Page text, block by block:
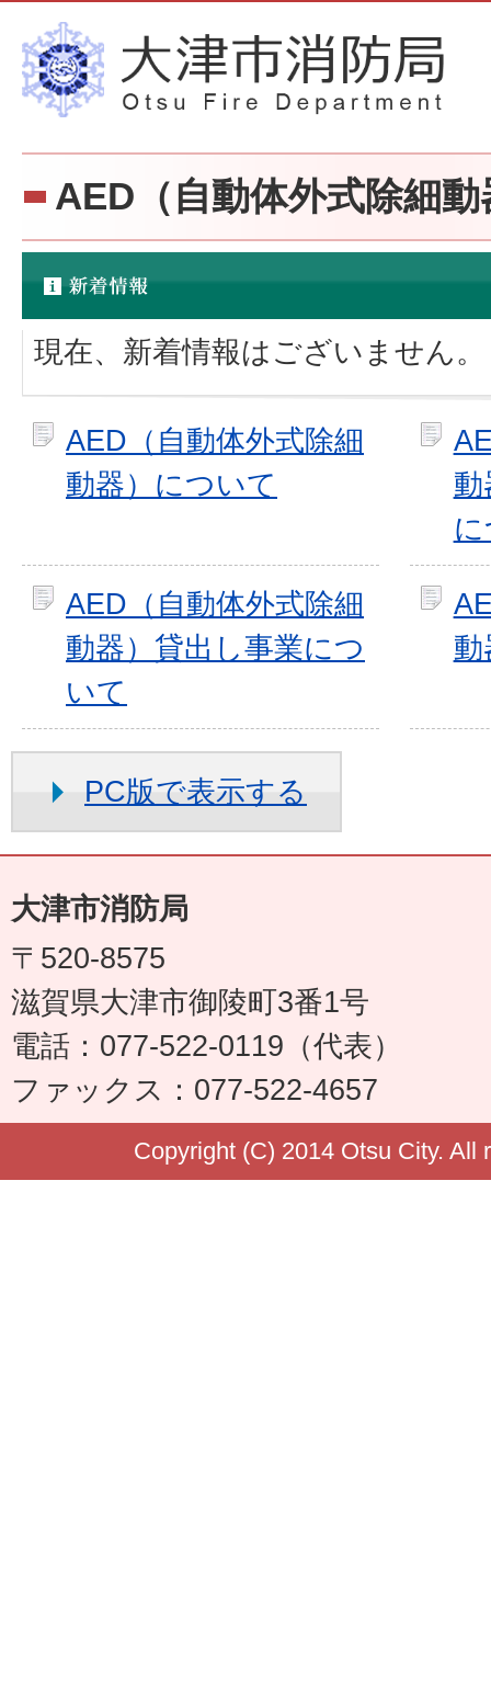
AED（自動体外式除細動
現在、新着情報はございません。
AED（自動体外式除細
動器）について
動
AED（自動体外式除細
動器）貸出し事業につ
いて
動
PC版で表示する
大津市消防局
〒520-8575
滋賀県大津市御陵町3番1号
電話：077-522-0119（代表）
ファックス：077-522-4657
Copyright (C) 2014 Otsu City. All